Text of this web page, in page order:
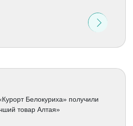
Белокуриха» получили
товар Алтая»